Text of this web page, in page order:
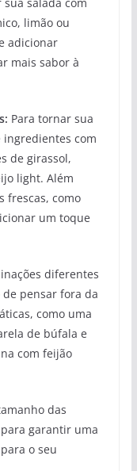
limão ou
adicionar
mais sabor à
Para tornar sua
com
de girassol,
light. Além
frescas, como
um toque
diferentes
pensar fora da
como uma
de búfala e
com feijão
das
garantir uma
o seu